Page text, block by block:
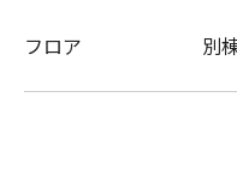
フロア 別